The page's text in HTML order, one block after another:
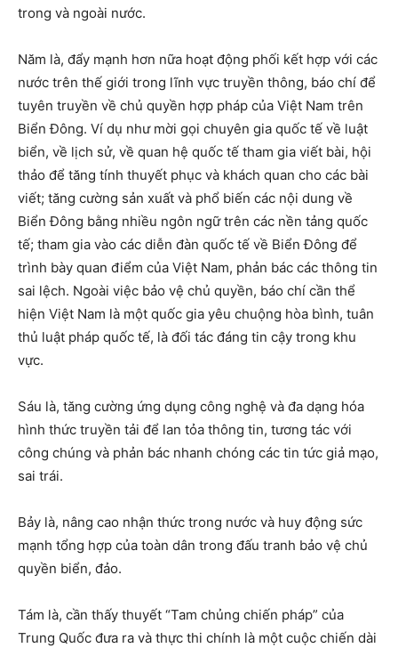
trong và ngoài nước.
Năm là, đẩy mạnh hơn nữa hoạt động phối kết hợp với các
nước trên thế giới trong lĩnh vực truyền thông, báo chí để
tuyên truyền về chủ quyền hợp pháp của Việt Nam trên
Biển Đông. Ví dụ như mời gọi chuyên gia quốc tế về luật
biển, về lịch sử, về quan hệ quốc tế tham gia viết bài, hội
thảo để tăng tính thuyết phục và khách quan cho các bài
viết; tăng cường sản xuất và phổ biến các nội dung về
Biển Đông bằng nhiều ngôn ngữ trên các nền tảng quốc
tế; tham gia vào các diễn đàn quốc tế về Biển Đông để
trình bày quan điểm của Việt Nam, phản bác các thông tin
sai lệch. Ngoài việc bảo vệ chủ quyền, báo chí cần thể
hiện Việt Nam là một quốc gia yêu chuộng hòa bình, tuân
thủ luật pháp quốc tế, là đối tác đáng tin cậy trong khu
vực.
Sáu là, tăng cường ứng dụng công nghệ và đa dạng hóa
hình thức truyền tải để lan tỏa thông tin, tương tác với
công chúng và phản bác nhanh chóng các tin tức giả mạo,
sai trái.
Bảy là, nâng cao nhận thức trong nước và huy động sức
mạnh tổng hợp của toàn dân trong đấu tranh bảo vệ chủ
quyền biển, đảo.
Tám là, cần thấy thuyết “Tam chủng chiến pháp” của
Trung Quốc đưa ra và thực thi chính là một cuộc chiến dài